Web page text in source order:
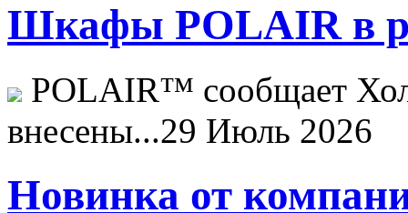
Шкафы POLAIR в
POLAIR™ сообщает
внесены...29 Июль 2026
Новинка от